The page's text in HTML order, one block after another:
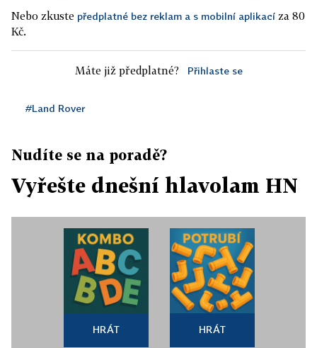
Nebo zkuste předplatné bez reklam a s mobilní aplikací za 80
Kč.
Máte již předplatné? Přihlaste se
#Land Rover
Nudíte se na poradě?
Vyřešte dnešní hlavolam HN
HRÁT HRÁT